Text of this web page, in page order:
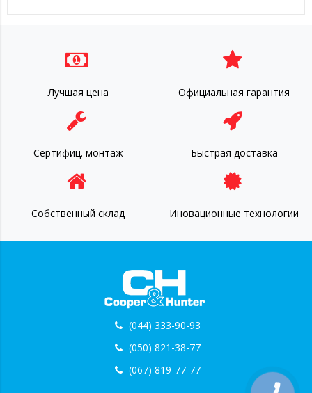
Лучшая цена Официальная гарантия
Сертифиц. монтаж Быстрая доставка
Собственный склад Иновационные технологии
(044) 333-90-93
(050) 821-38-77
(067) 819-77-77